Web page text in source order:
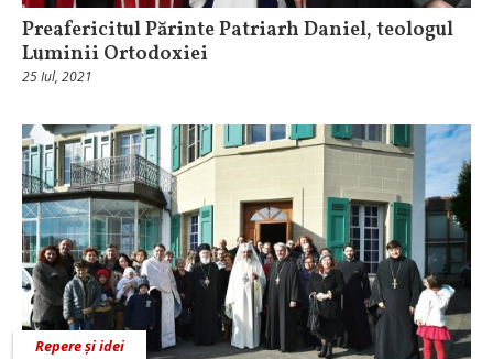
Preafericitul Părinte Patriarh Daniel, teologul
Luminii Ortodoxiei
25 Iul, 2021
Repere și idei